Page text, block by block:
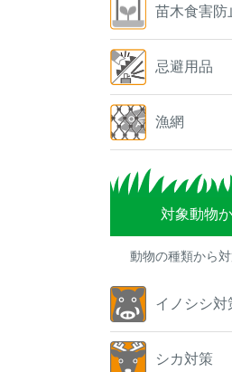
苗木食害防
忌避用品
漁網
対象動物
動物の種類から
イノシシ対
シカ対策